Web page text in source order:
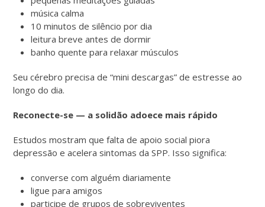
música calma
10 minutos de silêncio por dia
leitura breve antes de dormir
banho quente para relaxar músculos
Seu cérebro precisa de “mini descargas” de estresse ao
longo do dia.
Reconecte-se — a solidão adoece mais rápido
Estudos mostram que falta de apoio social piora
depressão e acelera sintomas da SPP. Isso significa:
converse com alguém diariamente
ligue para amigos
participe de grupos de sobreviventes